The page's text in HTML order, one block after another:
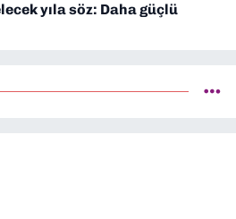
yıla söz: Daha güçlü